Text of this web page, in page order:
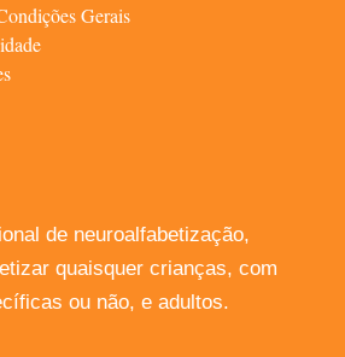
Gerais
de neuroalfabetização,
quaisquer crianças, com
ou não, e adultos.